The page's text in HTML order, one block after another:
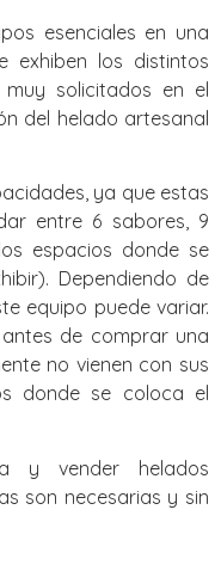
esenciales en una
exhiben los distintos
solicitados en el
del helado artesanal
ya que estas
entre 6 sabores, 9
espacios donde se
Dependiendo de
equipo puede variar.
de comprar una
no vienen con sus
donde se coloca el
y vender helados
son necesarias y sin